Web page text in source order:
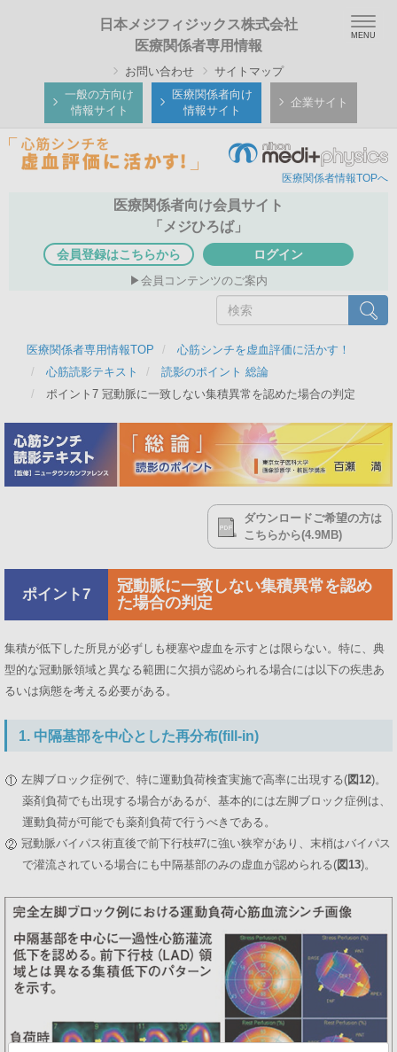
ン
日本メジフィジックス株式会社
医療関係者専用情報
お問い合わせ
サイトマップ
一般の方向け
情報サイト
医療関係者向け
情報サイト
企業サイト
医療関係者情報TOPへ
医療関係者向け会員サイト
「メジひろば」
会員登録はこちらから ログイン
会員コンテンツのご案内
索
検索
医療関係者専用情報TOP
心筋シンチを虚血評価に活かす！
心筋読影テキスト
読影のポイント 総論
ポイント7 冠動脈に一致しない集積異常を認めた場合の判定
ダウンロードご希望の方は
こちらから(4.9MB)
ポイント7
冠動脈に一致しない集積異常を認め
た場合の判定
集積が低下した所見が必ずしも梗塞や虚血を示すとは限らない。特に、典
型的な冠動脈領域と異なる範囲に欠損が認められる場合には以下の疾患あ
るいは病態を考える必要がある。
1. 中隔基部を中心とした再分布(fill-in)
左脚ブロック症例で、特に運動負荷検査実施で高率に出現する(図12)。
薬剤負荷でも出現する場合があるが、基本的には左脚ブロック症例は、
運動負荷が可能でも薬剤負荷で行うべきである。
冠動脈バイパス術直後で前下行枝#7に強い狭窄があり、末梢はバイパス
で灌流されている場合にも中隔基部のみの虚血が認められる(図13)。